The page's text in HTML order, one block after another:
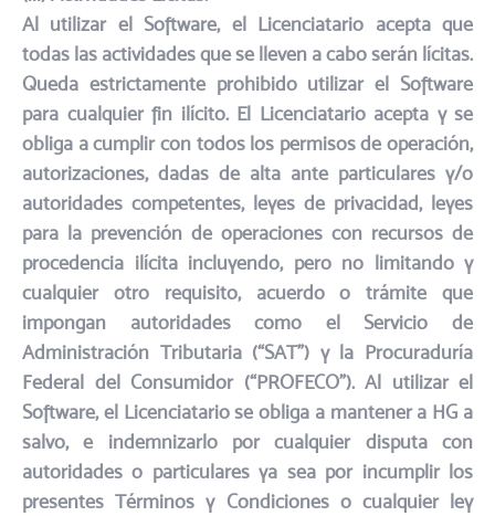
Al utilizar el Software, el Licenciatario acepta que
todas las actividades que se lleven a cabo serán lícitas.
Queda estrictamente prohibido utilizar el Software
para cualquier fin ilícito. El Licenciatario acepta y se
obliga a cumplir con todos los permisos de operación,
autorizaciones, dadas de alta ante particulares y/o
autoridades competentes, leyes de privacidad, leyes
para la prevención de operaciones con recursos de
procedencia ilícita incluyendo, pero no limitando y
cualquier otro requisito, acuerdo o trámite que
impongan autoridades como el Servicio de
Administración Tributaria (“SAT”) y la Procuraduría
Federal del Consumidor (“PROFECO”). Al utilizar el
Software, el Licenciatario se obliga a mantener a HG a
salvo, e indemnizarlo por cualquier disputa con
autoridades o particulares ya sea por incumplir los
presentes Términos y Condiciones o cualquier ley